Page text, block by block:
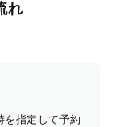
れ
を指定して予約